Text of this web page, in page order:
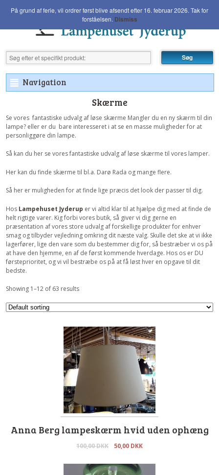
² Navigation
Skærme
Se vores fantastiske udvalg af løse skærme Mangler du en ny skærm til din
lampe? eller er du bare interesseret i at se en masse muligheder for at
personliggøre din lampe.
Så kan du her se vores fantastiske udvalg af løse skærme til vores lamper.
Her kan du finde skærme til bl.a. Darø Rada og mange flere.
Så her er muligheden for at finde lige præcis det look der passer til dig.
Hos Lampehuset Jyderup er vi altid klar til at hjælpe dig med at finde de
helt rigtige varer. Kig forbi vores butik, så giver vi dig gerne en
præsentation af vores store udvalg af forskellige produkter for enhver
smag og tilbyder vejledning omkring dit næste valg. Skulle det ske at vi ikke
lagerfører, lige den vare som du bestemmer dig for, så bestræber vi os på
at have den hjemme, en af de først kommende hverdage. Hos os er DU
førsteprioritet, og vi vil bestræbe os på at få løst hver en opgave til dit
bedste.
Showing 1–12 of 63 results
Anna Berg lampeskærm hvid uden ophæng
100,00DKK 50,00 DKK
På grund af ferie, vil ordrer først blive afsendt efter 16. februar 2026. Tak for
forståelsen. Dismiss